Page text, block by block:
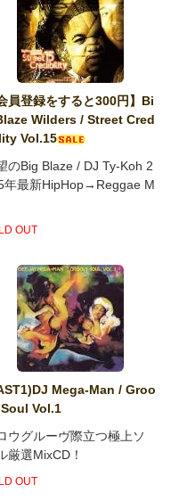
会員登録をすると300円】Bi
Wilders / Street Cred
Vol.15
のBig Blaze / DJ Ty-Koh 2
年最新HipHop→Reggae M
OUT
Mega-Man / Groo
Vol.1
ウグルーヴ際立つ極上ソ
厳選MixCD！
OUT